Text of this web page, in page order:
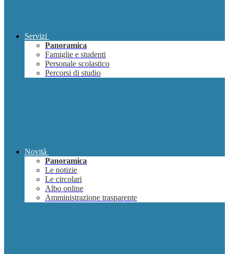
Servizi
Panoramica
Famiglie e studenti
Personale scolastico
Percorsi di studio
Novità
Panoramica
Le notizie
Le circolari
Albo online
Amministrazione trasparente